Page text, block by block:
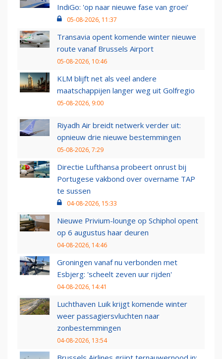
IndiGo: 'op naar nieuwe fase van groei'
05-08-2026, 11:37
Transavia opent komende winter nieuwe
route vanaf Brussels Airport
05-08-2026, 10:46
KLM blijft net als veel andere
maatschappijen langer weg uit Golfregio
05-08-2026, 9:00
Riyadh Air breidt netwerk verder uit:
opnieuw drie nieuwe bestemmingen
05-08-2026, 7:29
Directie Lufthansa probeert onrust bij
Portugese vakbond over overname TAP
te sussen
04-08-2026, 15:33
Nieuwe Privium-lounge op Schiphol opent
op 6 augustus haar deuren
04-08-2026, 14:46
Groningen vanaf nu verbonden met
Esbjerg: 'scheelt zeven uur rijden'
04-08-2026, 14:41
Luchthaven Luik krijgt komende winter
weer passagiersvluchten naar
zonbestemmingen
04-08-2026, 13:54